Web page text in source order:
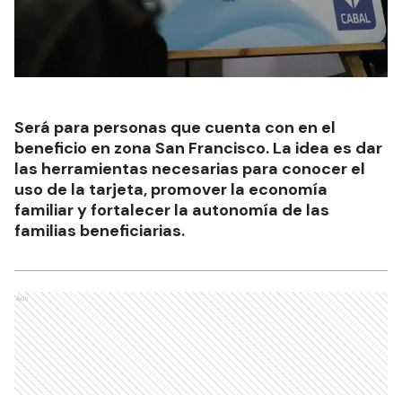
Será para personas que cuenta con en el
beneficio en zona San Francisco. La idea es dar
las herramientas necesarias para conocer el
uso de la tarjeta, promover la economía
familiar y fortalecer la autonomía de las
familias beneficiarias.
Ads